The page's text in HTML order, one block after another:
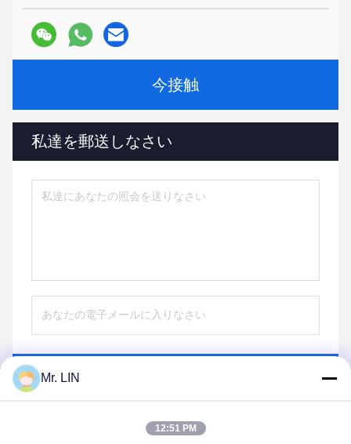
今接触
私達を郵送しなさい
Mr. LIN
12:51 PM